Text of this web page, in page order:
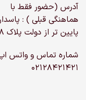
آدرس (حضور فقط با
هماهنگی قبلی ) :
پایین تر از دولت پلاک ۴۷۸
شماره تماس و واتس
02128421421